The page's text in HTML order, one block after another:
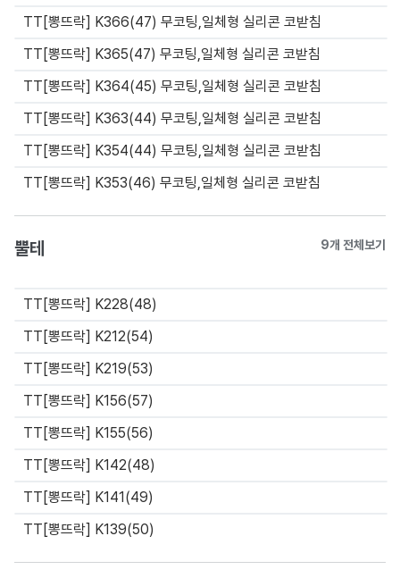
TT[뽕뜨락] K366(47) 무코팅,일체형 실리콘 코받침
TT[뽕뜨락] K365(47) 무코팅,일체형 실리콘 코받침
TT[뽕뜨락] K364(45) 무코팅,일체형 실리콘 코받침
TT[뽕뜨락] K363(44) 무코팅,일체형 실리콘 코받침
TT[뽕뜨락] K354(44) 무코팅,일체형 실리콘 코받침
TT[뽕뜨락] K353(46) 무코팅,일체형 실리콘 코받침
뿔테 9개 전체보기
TT[뽕뜨락] K228(48)
TT[뽕뜨락] K212(54)
TT[뽕뜨락] K219(53)
TT[뽕뜨락] K156(57)
TT[뽕뜨락] K155(56)
TT[뽕뜨락] K142(48)
TT[뽕뜨락] K141(49)
TT[뽕뜨락] K139(50)